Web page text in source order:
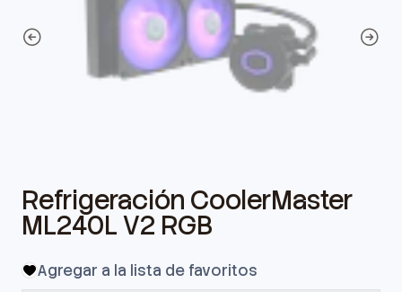
Refrigeración CoolerMaster
ML240L V2 RGB
Agregar a la lista de favoritos